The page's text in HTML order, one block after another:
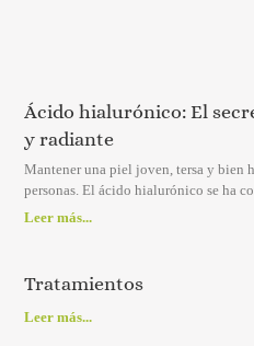
Ácido hialurónico: El
y radiante
Mantener una piel joven, tersa y bien
personas. El ácido hialurónico se ha
Leer más...
Tratamientos
Leer más...